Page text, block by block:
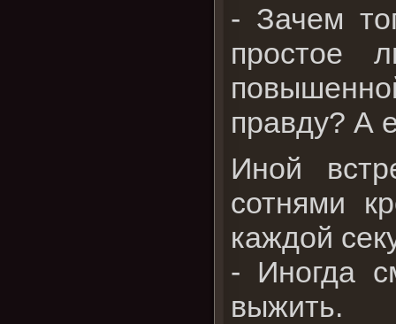
- Зачем
простое
правду? А
Иной
сотнями
каждой
- Иногда
выжить.